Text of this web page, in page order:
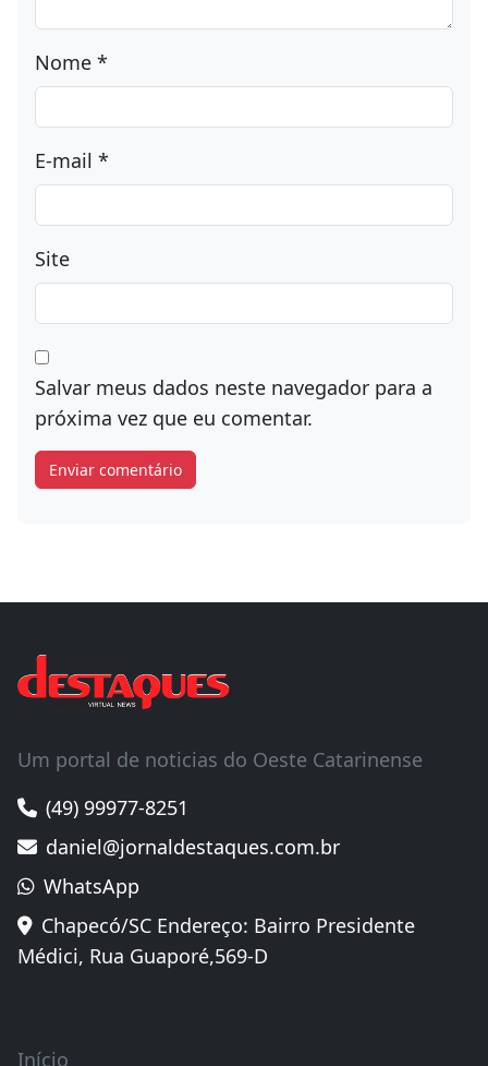
Nome *
E-mail *
Site
Salvar meus dados neste navegador para a
próxima vez que eu comentar.
Um portal de noticias do Oeste Catarinense
(49) 99977-8251
daniel@jornaldestaques.com.br
WhatsApp
Chapecó/SC Endereço: Bairro Presidente
Médici, Rua Guaporé,569-D
Início